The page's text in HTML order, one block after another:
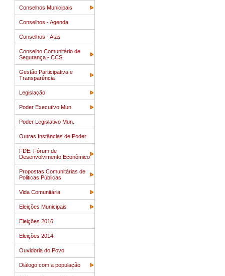
Conselhos Municipais
Conselhos - Agenda
Conselhos - Atas
Conselho Comunitário de
Segurança - CCS
Gestão Participativa e
Transparência
Legislação
Poder Executivo Mun.
Poder Legislativo Mun.
Outras Instâncias de Poder
FDE: Fórum de
Desenvolvimento Econômico
Propostas Comunitárias de
Politicas Públicas
Vida Comunitária
Eleições Municipais
Eleições 2016
Eleições 2014
Ouvidoria do Povo
Diálogo com a população